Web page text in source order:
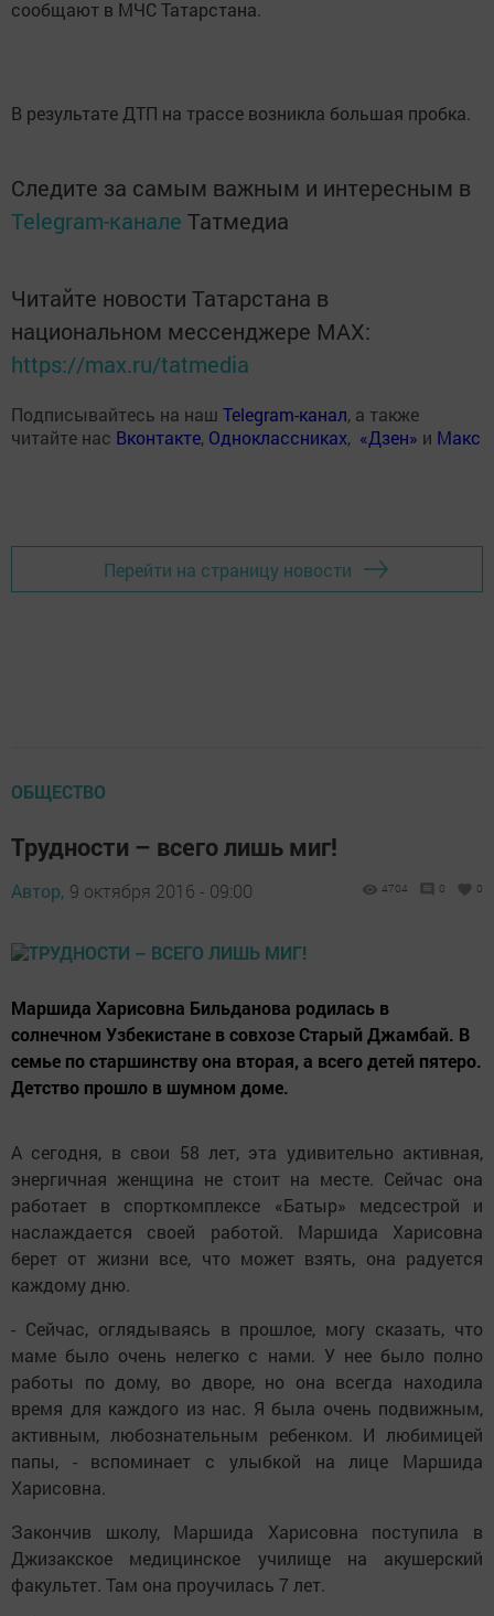
сообщают в МЧС Татарстана.
В результате ДТП на трассе возникла большая пробка.
Следите за самым важным и интересным в
Telegram-канале Татмедиа
Читайте новости Татарстана в
национальном мессенджере MАХ:
https://max.ru/tatmedia
Подписывайтесь на наш Telegram-канал, а также
читайте нас Вконтакте, Одноклассниках, «Дзен» и Макс
Перейти на страницу новости
ОБЩЕСТВО
Трудности – всего лишь миг!
Автор, 9 октября 2016 - 09:00 4704 0 0
Маршида Харисовна Бильданова родилась в
солнечном Узбекистане в совхозе Старый Джамбай. В
семье по старшинству она вторая, а всего детей пятеро.
Детство прошло в шумном доме.
А сегодня, в свои 58 лет, эта удивительно активная,
энергичная женщина не стоит на месте. Сейчас она
работает в спорткомплексе «Батыр» медсестрой и
наслаждается своей работой. Маршида Харисовна
берет от жизни все, что может взять, она радуется
каждому дню.
- Сейчас, оглядываясь в прошлое, могу сказать, что
маме было очень нелегко с нами. У нее было полно
работы по дому, во дворе, но она всегда находила
время для каждого из нас. Я была очень подвижным,
активным, любознательным ребенком. И любимицей
папы, - вспоминает с улыбкой на лице Маршида
Харисовна.
Закончив школу, Маршида Харисовна поступила в
Джизакское медицинское училище на акушерский
факультет. Там она проучилась 7 лет.